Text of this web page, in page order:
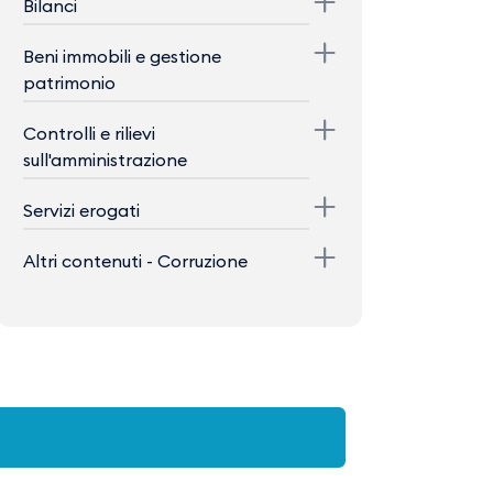
Bilanci
Beni immobili e gestione
patrimonio
Controlli e rilievi
sull'amministrazione
Servizi erogati
Altri contenuti - Corruzione